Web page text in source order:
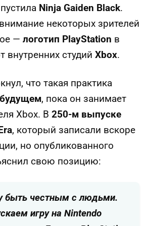
Ninja Gaiden Black.
некоторых зрителей
— логотип PlayStation в
внутренних студий Xbox.
что такая практика
будущем, пока он занимает
Xbox. В 250-м выпуске
, который записали вскоре
но опубликованного
свою позицию:
быть честным с людьми.
игру на Nintendo